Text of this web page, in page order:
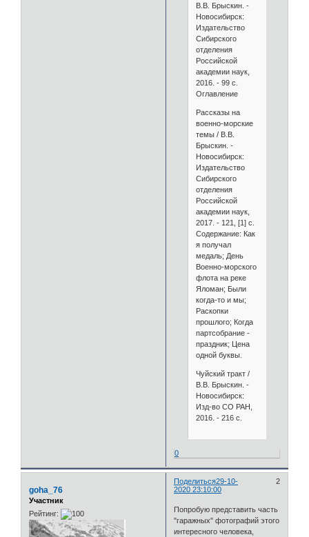
В.В. Брыскин. -
Новосибирск:
Издательство
Сибирского
отделения
Российской
академии наук,
2016. - 99 с.
Оглавление
Рассказы на
военно-морские
темы / В.В.
Брыскин. -
Новосибирск:
Издательство
Сибирского
отделения
Российской
академии наук,
2017. - 121, [1] с.
Содержание: Как
я получал
медаль; День
Военно-морского
флота на реке
Яломан; Были
когда-то и мы;
Раскопки
прошлого; Когда
партсобрание -
праздник; Цена
одной буквы.
Чуйский тракт /
В.В. Брыскин. -
Новосибирск:
Изд-во СО РАН,
2016. - 216 с.
0
Поделиться 2
29-10-
2020 23:10:00
goha_76
Участник
Рейтинг:
Попробую представить часть
"гаражных" фотографий этого
интересного человека,